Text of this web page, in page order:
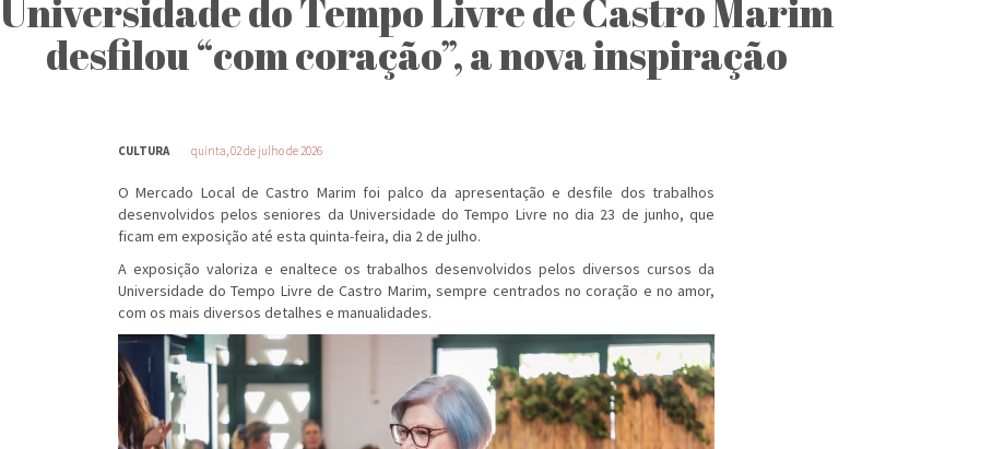
Universidade do Tempo Livre de Castro Marim
desfilou “com coração”, a nova inspiração
CULTURA quinta, 02 de julho de 2026
O Mercado Local de Castro Marim foi palco da apresentação e desfile dos trabalhos
desenvolvidos pelos seniores da Universidade do Tempo Livre no dia 23 de junho, que
ficam em exposição até esta quinta-feira, dia 2 de julho.
A exposição valoriza e enaltece os trabalhos desenvolvidos pelos diversos cursos da
Universidade do Tempo Livre de Castro Marim, sempre centrados no coração e no amor,
com os mais diversos detalhes e manualidades.